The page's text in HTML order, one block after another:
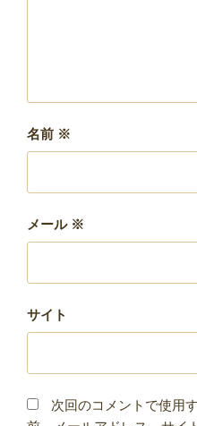
名前 ※
メール ※
サイト
次回のコメントで使用